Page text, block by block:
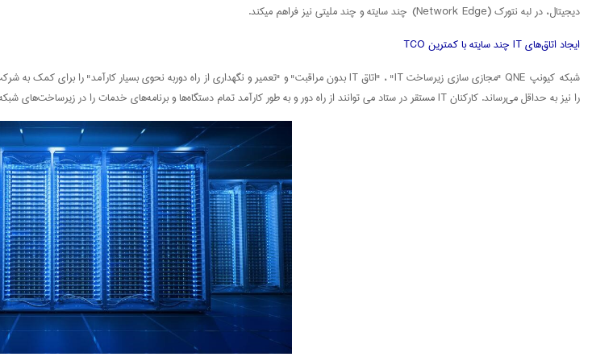
دیجیتال، در لبه نتورک (Network Edge) چند سایته و چند ملیتی نیز فراهم میکند.
ایجاد اتاق‌های IT چند سایته با کمترین TCO
را نیز به حداقل می‌رساند. کارکنان IT مستقر در ستاد می توانند از راه دور و به طور کارآمد تمام دستگاه‌ها و برنامه‌های خدمات را در زیرساخت‌های شبکه چند لبه مدیریت کنند، و در نتیجه، بهZero Touch Provision خواهند رسید.